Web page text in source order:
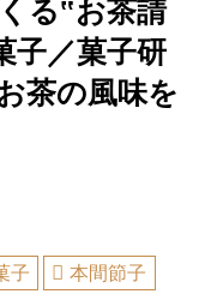
る‟お茶請
子／菓子研
茶の風味を
子 本間節子